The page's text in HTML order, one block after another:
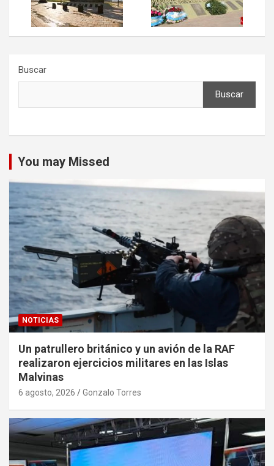
Buscar
Buscar
You may Missed
NOTICIAS
Un patrullero británico y un avión de la RAF
realizaron ejercicios militares en las Islas
Malvinas
6 agosto, 2026 Gonzalo Torres